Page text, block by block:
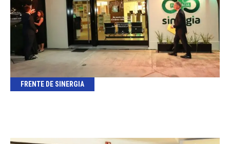
FRENTE DE SINERGIA